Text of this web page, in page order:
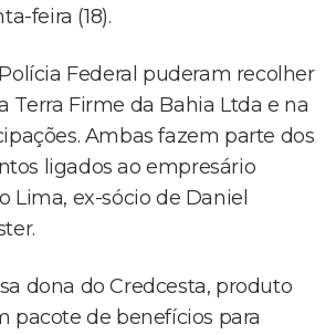
feira (18).
Federal puderam recolher
Terra Firme da Bahia Ltda e na
Ambas fazem parte dos
ligados ao empresário
Lima, ex-sócio de Daniel
dona do Credcesta, produto
pacote de benefícios para